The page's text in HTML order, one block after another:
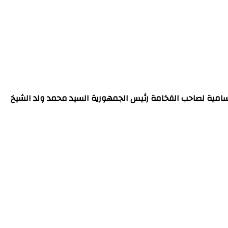
في العاصمة، تنفيذا للتعليمات السامية لصاحب الفخامة رئيس الجمهورية السيد محمد ولد الشيخ